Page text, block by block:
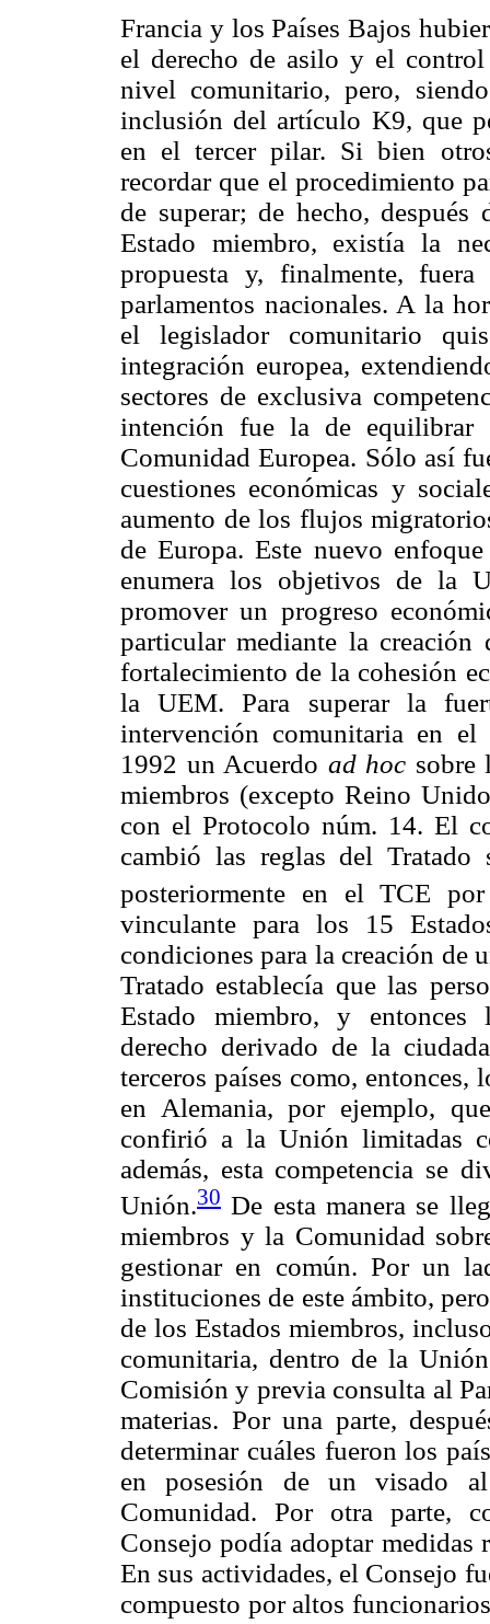
Francia y los Países Bajos
el derecho de asilo y el control
nivel comunitario, pero,
inclusión del artículo K9, que
en el tercer pilar. Si bien
recordar que el procedimiento
de superar; de hecho,
Estado miembro, existía la
propuesta y, finalmente,
parlamentos nacionales. A la
el legislador comunitario
integración europea,
sectores de exclusiva
intención fue la de equilibrar
Comunidad Europea. Sólo así
cuestiones económicas y
aumento de los flujos
de Europa. Este nuevo
enumera los objetivos de la
promover un progreso
particular mediante la
fortalecimiento de la cohesión
la UEM. Para superar la
intervención comunitaria en
1992 un Acuerdo ad hoc sobre
miembros (excepto Reino
con el Protocolo núm. 14. El
cambió las reglas del
posteriormente en el TCE
vinculante para los 15
condiciones para la creación de
Tratado establecía que las
Estado miembro, y entonces
derecho derivado de la
terceros países como, entonces,
en Alemania, por ejemplo,
confirió a la Unión limitadas
además, esta competencia se
Unión.30 De esta manera se
miembros y la Comunidad
gestionar en común. Por un
instituciones de este ámbito,
de los Estados miembros,
comunitaria, dentro de la
Comisión y previa consulta al
materias. Por una parte,
determinar cuáles fueron los
en posesión de un visado
Comunidad. Por otra parte,
Consejo podía adoptar
En sus actividades, el Consejo
compuesto por altos